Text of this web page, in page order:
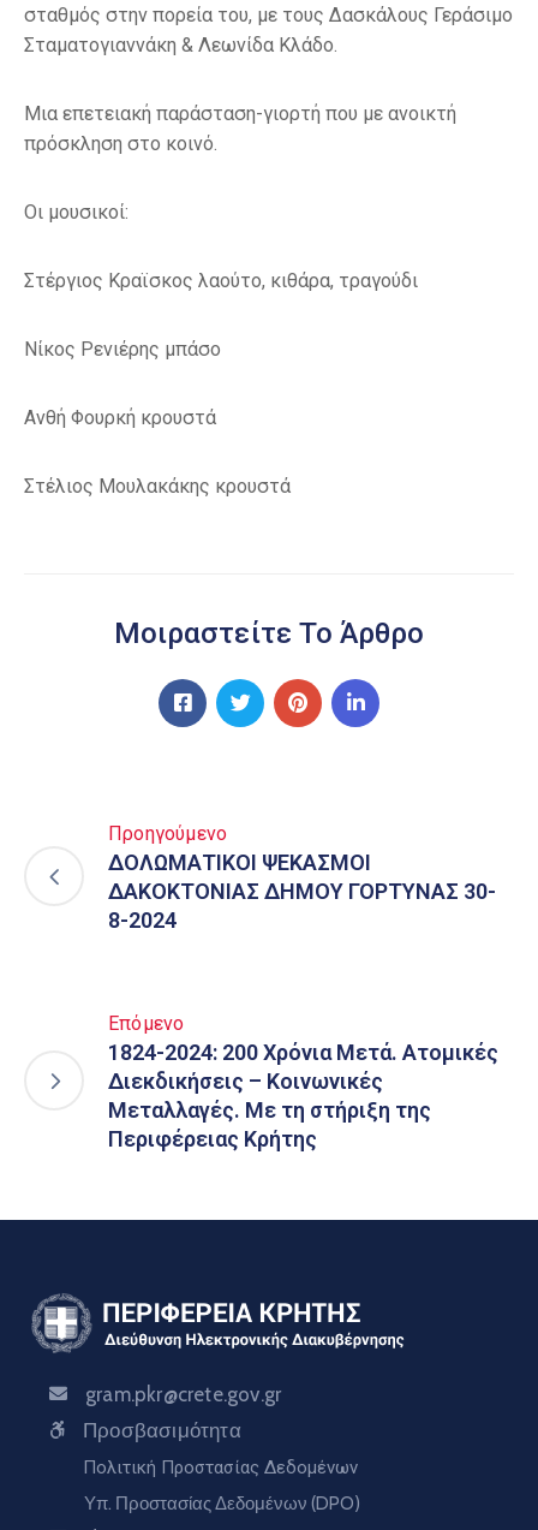
σταθμός στην πορεία του, με τους Δασκάλους Γεράσιμο
Σταματογιαννάκη & Λεωνίδα Κλάδο.
Μια επετειακή παράσταση-γιορτή που με ανοικτή
πρόσκληση στο κοινό.
Οι μουσικοί:
Στέργιος Κραϊσκος λαούτο, κιθάρα, τραγούδι
Νίκος Ρενιέρης μπάσο
Ανθή Φουρκή κρουστά
Στέλιος Μουλακάκης κρουστά
Μοιραστείτε Το Άρθρο
Προηγούμενο
ΔΟΛΩΜΑΤΙΚΟΙ ΨΕΚΑΣΜΟΙ
ΔΑΚΟΚΤΟΝΙΑΣ ΔΗΜΟΥ ΓΟΡΤΥΝΑΣ 30-
8-2024
Επόμενο
1824-2024: 200 Χρόνια Μετά. Ατοµικές
Διεκδικήσεις – Κοινωνικές
Μεταλλαγές. Με τη στήριξη της
Περιφέρειας Κρήτης
gram.pkr@crete.gov.gr
Προσβασιμότητα
Πολιτική Προστασίας Δεδομένων
Υπ. Προστασίας Δεδομένων (DPO)